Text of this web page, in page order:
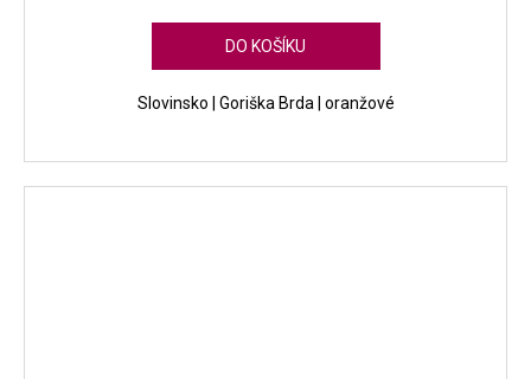
DO KOŠÍKU
Slovinsko | Goriška Brda | oranžové